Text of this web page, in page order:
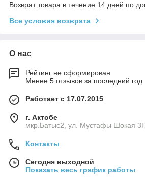
Возврат товара в течение 14 дней по
Все условия возврата
О нас
Рейтинг не сформирован
Менее 5 отзывов за последний год
Работает с 17.07.2015
г. Актобе
мкр.Батыс2, ул. Мустафы Шокая
Контакты
Сегодня выходной
Показать весь график работы